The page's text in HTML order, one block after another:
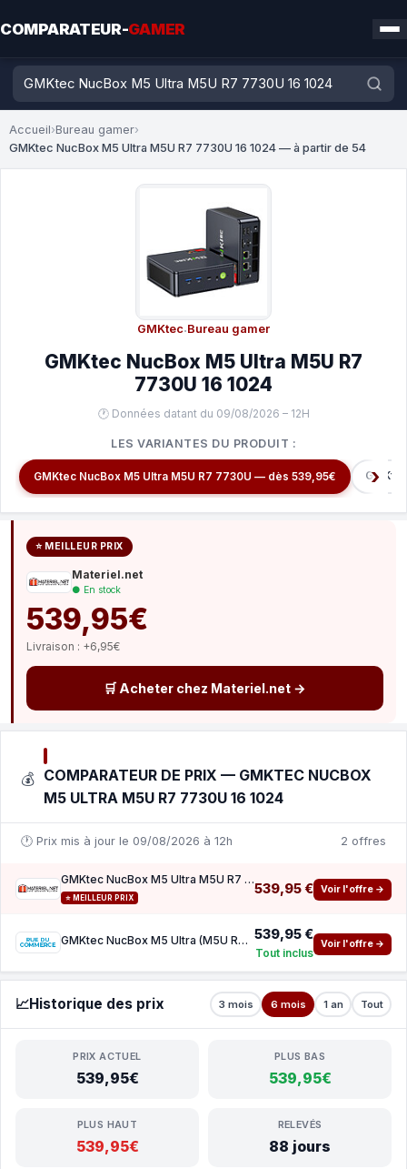
COMPARATEUR-GAMER
Accueil›Bureau gamer›
GMKtec NucBox M5 Ultra M5U R7 7730U 16 1024 — à partir de 54
GMKtec·Bureau gamer
GMKtec NucBox M5 Ultra M5U R7
7730U 16 1024
🕐 Données datant du 09/08/2026 – 12H
LES VARIANTES DU PRODUIT :
GMKtec NucBox M5 Ultra M5U R7 7730U — dès 539,95€
⭐ MEILLEUR PRIX
Materiel.net
● En stock
539,95€
Livraison : +6,95€
🛒 Acheter chez Materiel.net →
💰 COMPARATEUR DE PRIX — GMKTEC NUCBOX
M5 ULTRA M5U R7 7730U 16 1024
🕐 Prix mis à jour le 09/08/2026 à 12h 2 offres
GMKtec NucBox M5 Ultra M5U R7 7730U 16 1024
⭐ MEILLEUR PRIX
539,95 € Voir l'offre →
GMKtec NucBox M5 Ultra (M5U R7 7730U 16 1024) 539,95 €
Tout inclus
Voir l'offre →
📈Historique des prix 3 mois 6 mois 1 an Tout
PRIX ACTUEL
539,95€
PLUS BAS
539,95€
PLUS HAUT
539,95€
RELEVÉS
88 jours